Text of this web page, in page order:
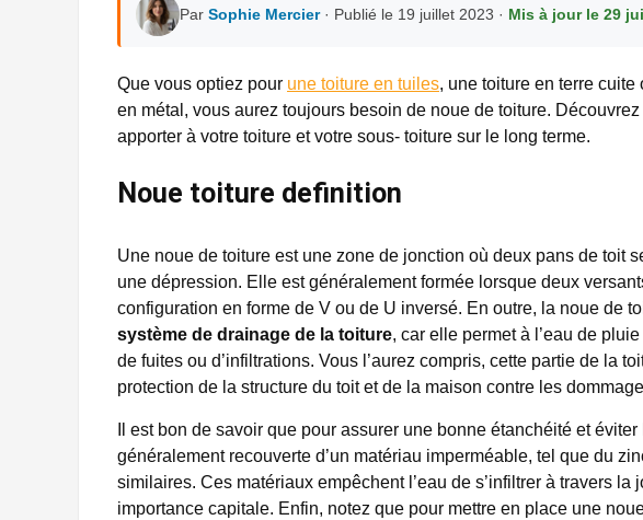
Par Sophie Mercier· Publié le 19 juillet 2023 · Mis à jour le 29
Que vous optiez pour une toiture en tuiles, une toiture en terre
en métal, vous aurez toujours besoin de noue de toiture.
apporter à votre toiture et votre sous- toiture sur le long terme.
Noue toiture definition
Une noue de toiture est une zone de jonction où deux pans de toit
une dépression. Elle est généralement formée lorsque deux
configuration en forme de V ou de U inversé. En outre, la noue de
système de drainage de la toiture, car elle permet à l’eau de
de fuites ou d’infiltrations. Vous l’aurez compris, cette partie de la
protection de la structure du toit et de la maison contre les
Il est bon de savoir que pour assurer une bonne étanchéité et
généralement recouverte d’un matériau imperméable, tel que du
similaires. Ces matériaux empêchent l’eau de s’infiltrer à travers la
importance capitale. Enfin, notez que pour mettre en place une